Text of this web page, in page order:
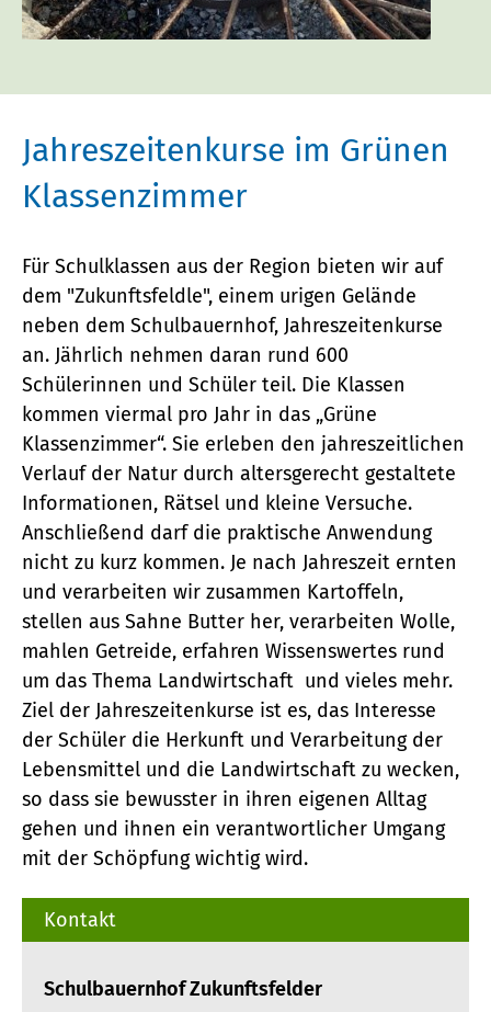
Jahreszeitenkurse im Grünen
Klassenzimmer
Für Schulklassen aus der Region bieten wir auf
dem "Zukunftsfeldle", einem urigen Gelände
neben dem Schulbauernhof, Jahreszeitenkurse
an. Jährlich nehmen daran rund 600
Schülerinnen und Schüler teil. Die Klassen
kommen viermal pro Jahr in das „Grüne
Klassenzimmer“. Sie erleben den jahreszeitlichen
Verlauf der Natur durch altersgerecht gestaltete
Informationen, Rätsel und kleine Versuche.
Anschließend darf die praktische Anwendung
nicht zu kurz kommen. Je nach Jahreszeit ernten
und verarbeiten wir zusammen Kartoffeln,
stellen aus Sahne Butter her, verarbeiten Wolle,
mahlen Getreide, erfahren Wissenswertes rund
um das Thema Landwirtschaft und vieles mehr.
Ziel der Jahreszeitenkurse ist es, das Interesse
der Schüler die Herkunft und Verarbeitung der
Lebensmittel und die Landwirtschaft zu wecken,
so dass sie bewusster in ihren eigenen Alltag
gehen und ihnen ein verantwortlicher Umgang
mit der Schöpfung wichtig wird.
Kontakt
Schulbauernhof Zukunftsfelder